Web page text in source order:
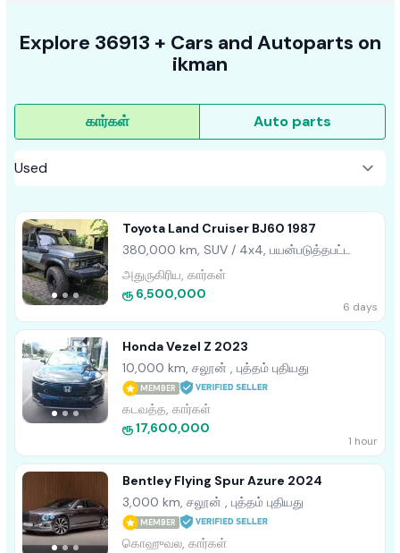
Explore 36913 + Cars and Autoparts on
ikman
கார்கள் Auto parts
Toyota Land Cruiser BJ60 1987
380,000 km, SUV / 4x4, பயன்படுத்தபட்ட
அதுருகிரிய, கார்கள்
ரூ 6,500,000
6 days
Honda Vezel Z 2023
10,000 km, சலூன் , புத்தம் புதியது
MEMBER
கடவத்த, கார்கள்
ரூ 17,600,000
1 hour
Bentley Flying Spur Azure 2024
3,000 km, சலூன் , புத்தம் புதியது
MEMBER
கொஹுவல, கார்கள்